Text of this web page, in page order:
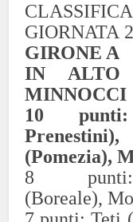
GIORNATA 2
GIRONE A
IN ALTO
MINNOCCI
10 punti:
Prenestini)
(Pomezia),
8
(Boreale),